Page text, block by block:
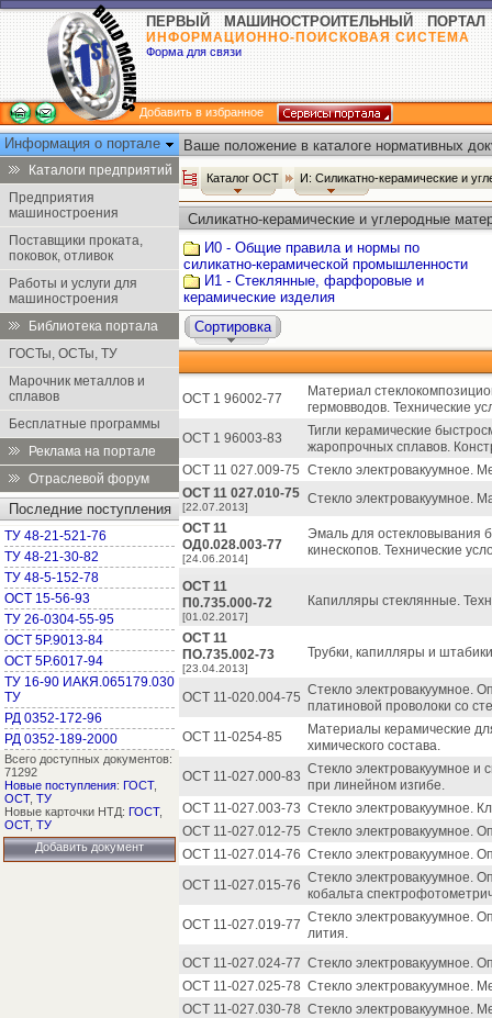
ПЕРВЫЙ МАШИНОСТРОИТЕЛЬНЫЙ ПОРТАЛ
ИНФОРМАЦИОННО-ПОИСКОВАЯ СИСТЕМА
Форма для связи
Добавить в избранное
Информация о портале
Каталоги предприятий
Предприятия
машиностроения
Поставщики проката,
поковок, отливок
Работы и услуги для
машиностроения
Библиотека портала
ГОСТы, ОСТы, ТУ
Марочник металлов и
сплавов
Бесплатные программы
Реклама на портале
Отраслевой форум
Последние поступления
ТУ 48-21-521-76
ТУ 48-21-30-82
ТУ 48-5-152-78
ОСТ 15-56-93
ТУ 26-0304-55-95
ОСТ 5Р.9013-84
ОСТ 5Р.6017-94
ТУ 16-90 ИАКЯ.065179.030
ТУ
РД 0352-172-96
РД 0352-189-2000
Всего доступных документов:
71292
Новые поступления: ГОСТ,
ОСТ, ТУ
Новые карточки НТД: ГОСТ,
ОСТ, ТУ
Добавить документ
Ваше положение в каталоге нормативных
Каталог ОСТ И: Силикатно-керамические и
Силикатно-керамические и углеродные
И0 - Общие правила и нормы по
силикатно-керамической промышленности
И1 - Стеклянные, фарфоровые и
керамические изделия
Сортировка
ОСТ 1 96002-77
Материал
гермовводов. Технические
ОСТ 1 96003-83
Тигли керамические
жаропрочных сплавов.
ОСТ 11 027.009-75 Стекло электровакуумное.
ОСТ 11 027.010-75
[22.07.2013]
Стекло электровакуумное.
ОСТ 11
ОД0.028.003-77
[24.06.2014]
Эмаль для остекловывания
кинескопов. Технические
ОСТ 11
П0.735.000-72
[01.02.2017]
Капилляры стеклянные.
ОСТ 11
ПО.735.002-73
[23.04.2013]
Трубки, капилляры и
ОСТ 11-020.004-75 Стекло электровакуумное.
платиновой проволоки со
ОСТ 11-0254-85
Материалы керамические
химического состава.
ОСТ 11-027.000-83 Стекло электровакуумное
при линейном изгибе.
ОСТ 11-027.003-73 Стекло электровакуумное.
ОСТ 11-027.012-75 Стекло электровакуумное.
ОСТ 11-027.014-76 Стекло электровакуумное.
ОСТ 11-027.015-76 Стекло электровакуумное.
кобальта
ОСТ 11-027.019-77 Стекло электровакуумное.
лития.
ОСТ 11-027.024-77 Стекло электровакуумное.
ОСТ 11-027.025-78 Стекло электровакуумное.
ОСТ 11-027.030-78 Стекло электровакуумное.